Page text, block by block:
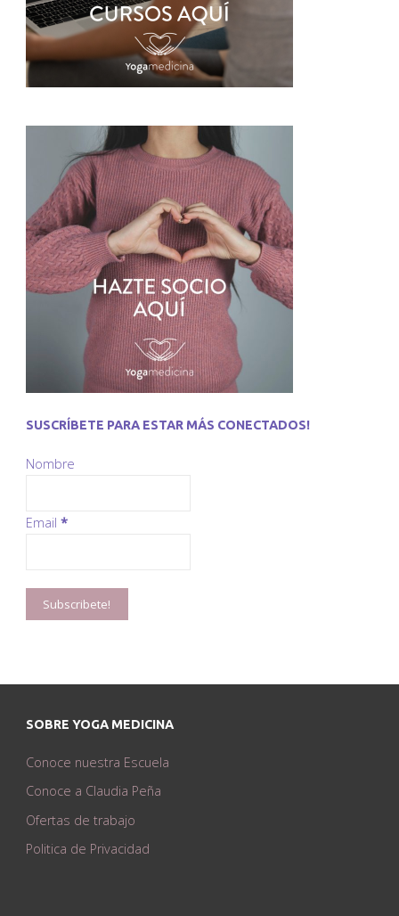
Ley
Nacional
del
Cáncer
organizado
por
la
CECAN"
SUSCRÍBETE PARA ESTAR MÁS CONECTADOS!
Nombre
Email *
SOBRE YOGA MEDICINA
Conoce nuestra Escuela
Conoce a Claudia Peña
Ofertas de trabajo
Politica de Privacidad